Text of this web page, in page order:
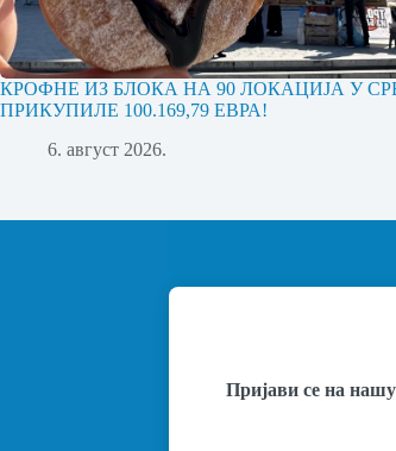
КРОФНЕ ИЗ БЛОКА НА 90 ЛОКАЦИЈА У
ПРИКУПИЛЕ 100.169,79 ЕВРА!
6. август 2026.
Пријави се на